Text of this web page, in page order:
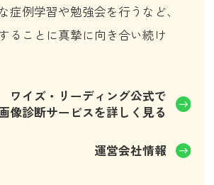
症例学習や勉強会を行うなど、
ることに真摯に向き合い続け
ワイズ・リーディング公式で
像診断サービスを詳しく見る
運営会社情報